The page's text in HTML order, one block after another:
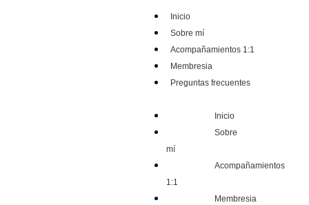
Inicio
Sobre mí
Acompañamientos 1:1
Membresia
Preguntas frecuentes
Inicio
Sobre
mí
Acompañamientos
1:1
Membresia